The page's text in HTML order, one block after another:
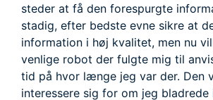
steder at få den forespurgte
stadig, efter bedste evne sikre at
information i høj kvalitet, men nu
venlige robot der fulgte mig til
tid på hvor længe jeg var der. Den
interessere sig for om jeg bladrede